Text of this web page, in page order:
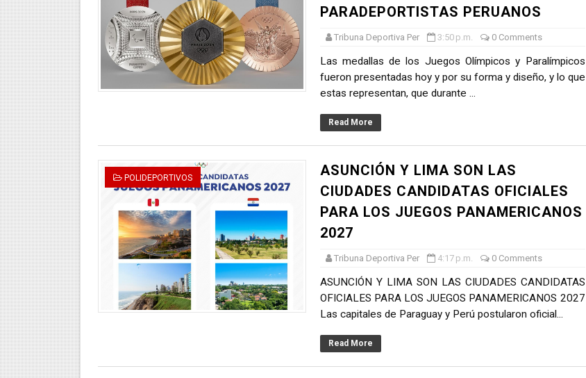
PARADEPORTISTAS PERUANOS
Tribuna Deportiva Per 3:50 p.m. 0 Comments
Las medallas de los Juegos Olímpicos y Paralímpicos
fueron presentadas hoy y por su forma y diseño, y lo que
estas representan, que durante ...
Read More
POLIDEPORTIVOS
ASUNCIÓN Y LIMA SON LAS
CIUDADES CANDIDATAS OFICIALES
PARA LOS JUEGOS PANAMERICANOS
2027
Tribuna Deportiva Per 4:17 p.m. 0 Comments
ASUNCIÓN Y LIMA SON LAS CIUDADES CANDIDATAS
OFICIALES PARA LOS JUEGOS PANAMERICANOS 2027
Las capitales de Paraguay y Perú postularon oficial...
Read More